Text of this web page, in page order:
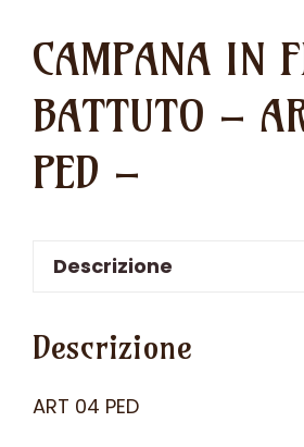
CAMPANA IN
BATTUTO –
PED –
Descrizione
Descrizione
ART 04 PED